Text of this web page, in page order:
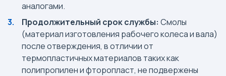
аналогами.
Продолжительный срок службы: Смолы
(материал изготовления рабочего колеса и вала)
после отверждения, в отличии от
термопластичных материалов таких как
полипропилен и фторопласт, не подвержены